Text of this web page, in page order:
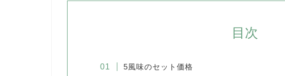
目次
5風味のセット価格